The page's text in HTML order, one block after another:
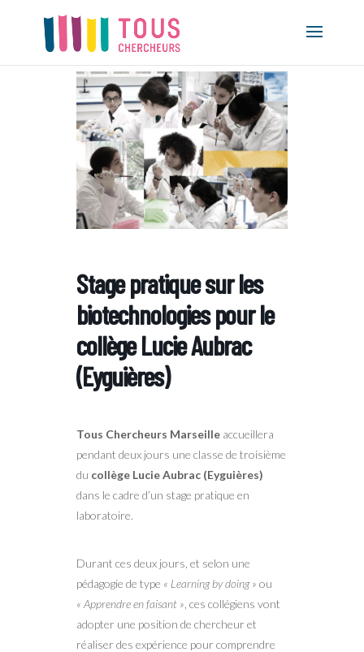
Stage pratique sur les
biotechnologies pour le
collège Lucie Aubrac
(Eyguières)
Tous Chercheurs Marseille accueillera
pendant deux jours une classe de troisième
du collège Lucie Aubrac (Eyguières)
dans le cadre d’un stage pratique en
laboratoire.
Durant ces deux jours, et selon une
pédagogie de type « Learning by doing » ou
« Apprendre en faisant » , ces collégiens vont
adopter une position de chercheur et
réaliser des expérience pour comprendre